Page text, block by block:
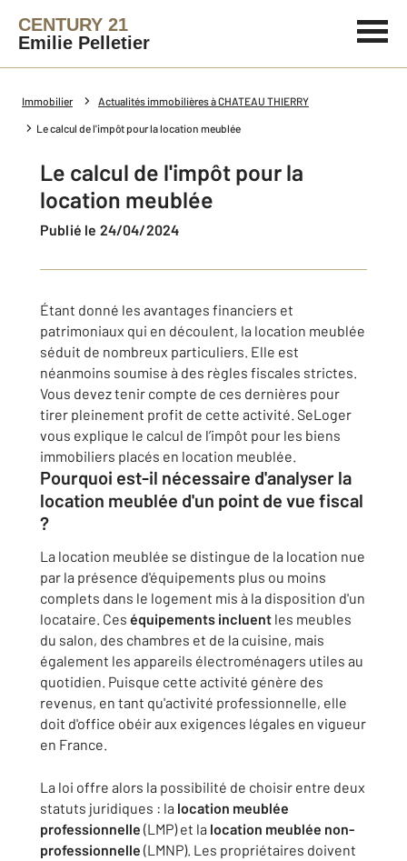
CENTURY 21
Emilie Pelletier
Immobilier Actualités immobilières à CHATEAU THIERRY
Le calcul de l'impôt pour la location meublée
Le calcul de l'impôt pour la
location meublée
Publié le 24/04/2024
Étant donné les avantages financiers et
patrimoniaux qui en découlent, la location meublée
séduit de nombreux particuliers. Elle est
néanmoins soumise à des règles fiscales strictes.
Vous devez tenir compte de ces dernières pour
tirer pleinement profit de cette activité. SeLoger
vous explique le calcul de l’impôt pour les biens
immobiliers placés en location meublée.
Pourquoi est-il nécessaire d'analyser la
location meublée d'un point de vue fiscal
?
La location meublée se distingue de la location nue
par la présence d'équipements plus ou moins
complets dans le logement mis à la disposition d'un
locataire. Ces équipements incluent les meubles
du salon, des chambres et de la cuisine, mais
également les appareils électroménagers utiles au
quotidien. Puisque cette activité génère des
revenus, en tant qu'activité professionnelle, elle
doit d'office obéir aux exigences légales en vigueur
en France.
La loi offre alors la possibilité de choisir entre deux
statuts juridiques : la location meublée
professionnelle (LMP) et la location meublée non-
professionnelle (LMNP). Les propriétaires doivent